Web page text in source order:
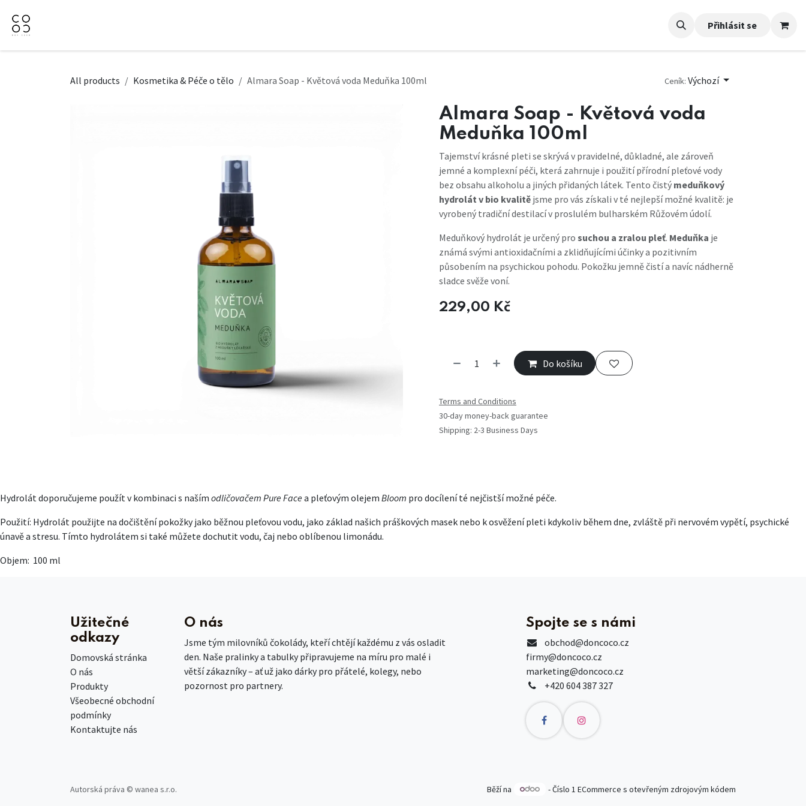
Přihlásit se
All products Kosmetika & Péče o tělo Almara Soap - Květová voda Meduňka 100ml Ceník: Výchozí
Almara Soap - Květová voda
Meduňka 100ml
Tajemství krásné pleti se skrývá v pravidelné, důkladné, ale zároveň
jemné a komplexní péči, která zahrnuje i použití přírodní pleťové vody
bez obsahu alkoholu a jiných přidaných látek. Tento čistý meduňkový
hydrolát v bio kvalitě jsme pro vás získali v té nejlepší možné kvalitě: je
vyrobený tradiční destilací v proslulém bulharském Růžovém údolí.
Meduňkový hydrolát je určený pro suchou a zralou pleť. Meduňka je
známá svými antioxidačními a zklidňujícími účinky a pozitivním
působením na psychickou pohodu. Pokožku jemně čistí a navíc nádherně
sladce svěže voní.
229,00 Kč
Do košíku
Terms and Conditions
30-day money-back guarantee
Shipping: 2-3 Business Days
Hydrolát doporučujeme použít v kombinaci s naším odličovačem Pure Facea pleťovým olejem Bloom pro docílení té nejčistší možné péče.
Použití: Hydrolát použijte na dočištění pokožky jako běžnou pleťovou vodu, jako základ našich práškových masek nebo k osvěžení pleti kdykoliv během dne, zvláště při nervovém vypětí, psychické
únavě a stresu. Tímto hydrolátem si také můžete dochutit vodu, čaj nebo oblíbenou limonádu.
Objem: 100 ml
Užitečné
odkazy
Domovská stránka
O nás
Produkty
Všeobecné obchodní
podmínky
Kontaktujte nás
O nás
Jsme tým milovníků čokolády, kteří chtějí každému z vás osladit
den. Naše pralinky a tabulky připravujeme na míru pro malé i
větší zákazníky – ať už jako dárky pro přátelé, kolegy, nebo
pozornost pro partnery.
Spojte se s námi
obchod@doncoco.cz
firmy@doncoco.cz
marketing@doncoco.cz
+420 604 387 327
Autorská práva © wanea s.r.o. Běží na - Číslo 1 ECommerce s otevřeným zdrojovým kódem